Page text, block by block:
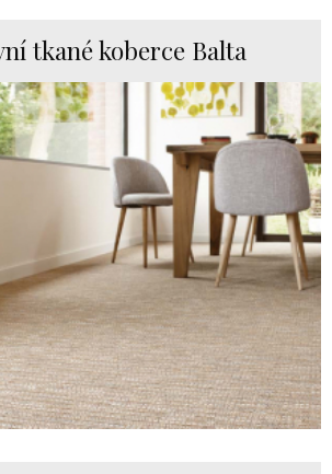
tkané koberce Balta